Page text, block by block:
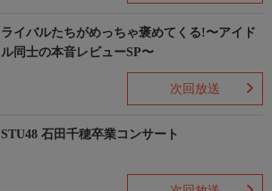
ライバルたちがめっちゃ褒めてくる!〜アイド
ル同士の本音レビューSP〜
次回放送
STU48 石田千穂卒業コンサート